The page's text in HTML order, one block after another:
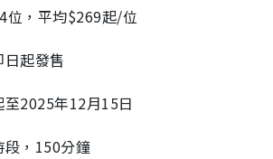
位，平均$269起/位
起發售
2025年12月15日
，150分鐘